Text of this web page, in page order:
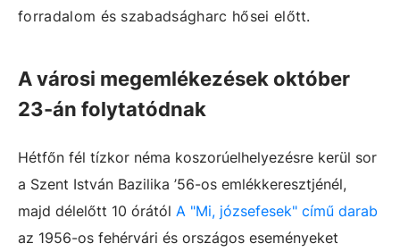
forradalom és szabadságharc hősei előtt.
A városi megemlékezések október
23-án folytatódnak
Hétfőn fél tízkor néma koszorúelhelyezésre kerül sor
a Szent István Bazilika ’56-os emlékkeresztjénél,
majd délelőtt 10 órától A "Mi, józsefesek" című darab
az 1956-os fehérvári és országos eseményeket